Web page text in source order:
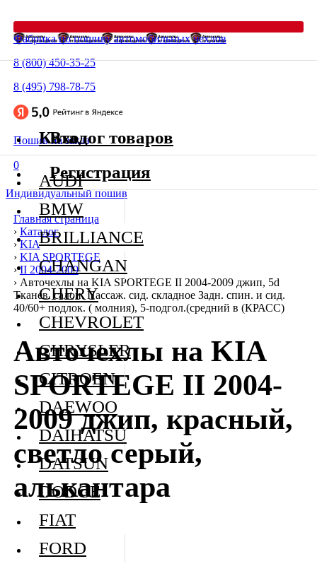
Фабрика по пошиву автомобильных чехлов
8 (800) 450-35-25
8 (495) 798-78-75
Пошив на заказ
0
Индивидуальный пошив
Главная страница
› Каталог
› KIA
› KIA SPORTEGE
› II 2004-2009
› Авточехлы на KIA SPORTEGE II 2004-2009 джип, 5d
Тканев. салон. Пассаж. сид. складное Задн. спин. и сид.
40/60+ подлок. ( молния), 5-подгол.(средний в (КРАСС)
Авточехлы на KIA
SPORTEGE II 2004-
2009 джип, красный,
светло серый,
алькантара
Каталог товаров
AUDI
BMW
BRILLIANCE
CHANGAN
CHERY
CHEVROLET
CHRYSLER
CITROEN
DAEWOO
DAIHATSU
DATSUN
DODGE
FIAT
FORD
Вход
Регистрация